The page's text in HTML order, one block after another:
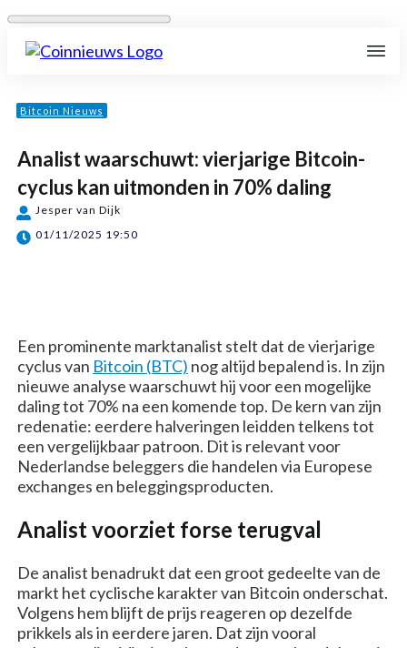
Bitcoin Nieuws
Analist waarschuwt: vierjarige Bitcoin-
cyclus kan uitmonden in 70% daling
Jesper van Dijk
01/11/2025 19:50
Een prominente marktanalist stelt dat de vierjarige
cyclus van Bitcoin (BTC) nog altijd bepalend is. In zijn
nieuwe analyse waarschuwt hij voor een mogelijke
daling tot 70% na een komende top. De kern van zijn
redenatie: eerdere halveringen leidden telkens tot
een vergelijkbaar patroon. Dit is relevant voor
Nederlandse beleggers die handelen via Europese
exchanges en beleggingsproducten.
Analist voorziet forse terugval
De analist benadrukt dat een groot gedeelte van de
markt het cyclische karakter van Bitcoin onderschat.
Volgens hem blijft de prijs reageren op dezelfde
prikkels als in eerdere jaren. Dat zijn vooral